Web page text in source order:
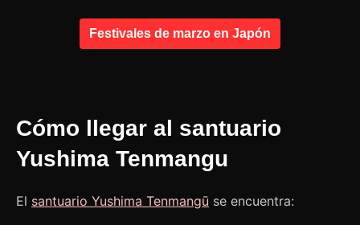
Festivales de marzo en Japón
Cómo llegar al santuario
Yushima Tenmangu
El santuario Yushima Tenmangū se encuentra: